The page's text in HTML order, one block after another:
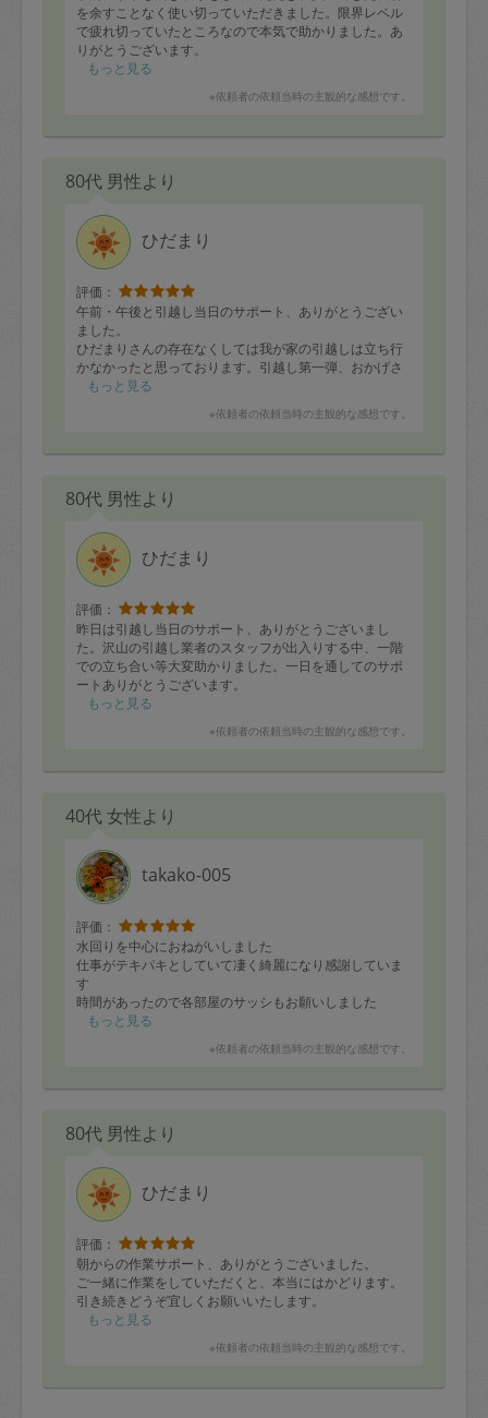
を余すことなく使い切っていただきました。限界レベル
で疲れ切っていたところなので本気で助かりました。あ
りがとうございます。
もっと見る
※依頼者の依頼当時の主観的な感想です。
80代 男性より
ひだまり
評価：
午前・午後と引越し当日のサポート、ありがとうござい
ました。
ひだまりさんの存在なくしては我が家の引越しは立ち行
かなかったと思っております。引越し第一弾、おかげさ
ま無事終了いたしました。第二弾も引き続きどうぞ宜し
もっと見る
※依頼者の依頼当時の主観的な感想です。
80代 男性より
ひだまり
評価：
昨日は引越し当日のサポート、ありがとうございまし
た。沢山の引越し業者のスタッフが出入りする中、一階
での立ち合い等大変助かりました。一日を通してのサポ
ートありがとうございます。
もっと見る
※依頼者の依頼当時の主観的な感想です。
40代 女性より
takako-005
評価：
水回りを中心におねがいしました
仕事がテキパキとしていて凄く綺麗になり感謝していま
す
時間があったので各部屋のサッシもお願いしました
定期的にお願いしたいと思います
知人にも紹介したいと思います
もっと見る
※依頼者の依頼当時の主観的な感想です。
80代 男性より
ひだまり
評価：
朝からの作業サポート、ありがとうございました。
ご一緒に作業をしていただくと、本当にはかどります。
引き続きどうぞ宜しくお願いいたします。
もっと見る
※依頼者の依頼当時の主観的な感想です。